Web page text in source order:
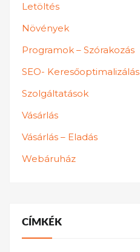
Letöltés
Növények
Programok – Szórakozás
SEO- Keresőoptimalizálás
Szolgáltatások
Vásárlás
Vásárlás – Eladás
Webáruház
CÍMKÉK